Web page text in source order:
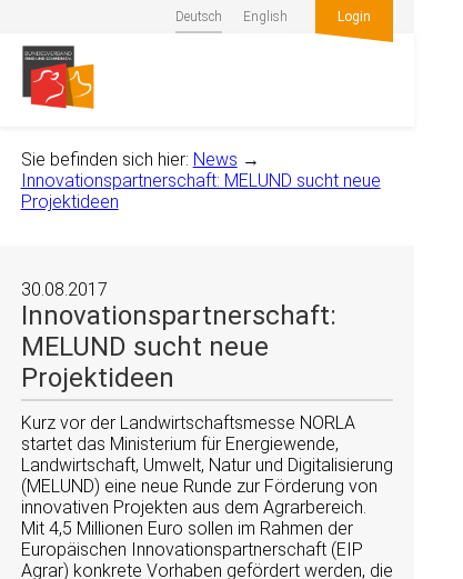
Deutsch English Login
Sie befinden sich hier: News →
Innovationspartnerschaft: MELUND sucht neue
Projektideen
30.08.2017
Innovationspartnerschaft:
MELUND sucht neue
Projektideen
Kurz vor der Landwirtschaftsmesse NORLA
startet das Ministerium für Energiewende,
Landwirtschaft, Umwelt, Natur und Digitalisierung
(MELUND) eine neue Runde zur Förderung von
innovativen Projekten aus dem Agrarbereich.
Mit 4,5 Millionen Euro sollen im Rahmen der
Europäischen Innovationspartnerschaft (EIP
Agrar) konkrete Vorhaben gefördert werden, die